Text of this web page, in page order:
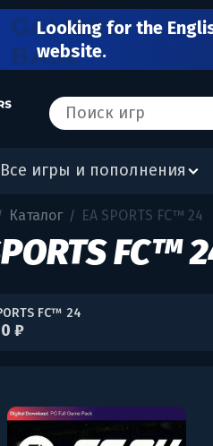
Looking for the
website.
Все игры и пополнения
Каталог / EA SPORTS FC™ 24
FC™
FC™ 24
₽